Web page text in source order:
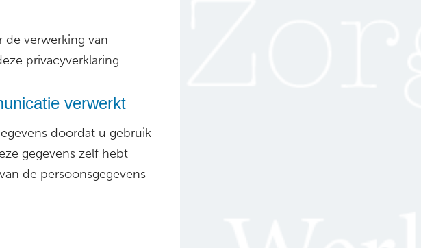
verwerking van
privacyverklaring.
verwerkt
doordat u gebruik
gegevens zelf hebt
de persoonsgegevens